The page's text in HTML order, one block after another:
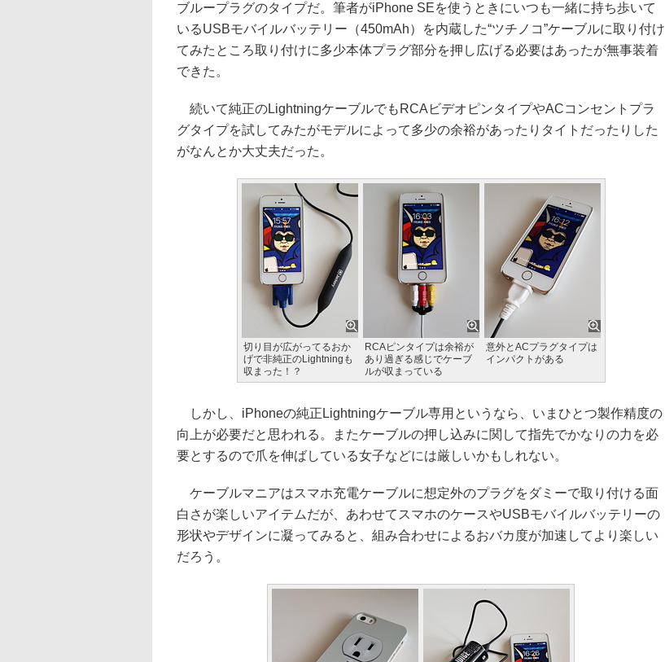
ブループラグのタイプだ。筆者がiPhone SEを使うときにいつも一緒に持ち歩いて
いるUSBモバイルバッテリー（450mAh）を内蔵した“ツチノコ”ケーブルに取り付け
てみたところ取り付けに多少本体プラグ部分を押し広げる必要はあったが無事装着
できた。
続いて純正のLightningケーブルでもRCAビデオピンタイプやACコンセントプラ
グタイプを試してみたがモデルによって多少の余裕があったりタイトだったりした
がなんとか大丈夫だった。
切り目が広がってるおか
げで非純正のLightningも
収まった！？
RCAピンタイプは余裕が
あり過ぎる感じでケーブ
ルが収まっている
意外とACプラグタイプは
インパクトがある
しかし、iPhoneの純正Lightningケーブル専用というなら、いまひとつ製作精度の
向上が必要だと思われる。またケーブルの押し込みに関して指先でかなりの力を必
要とするので爪を伸ばしている女子などには厳しいかもしれない。
ケーブルマニアはスマホ充電ケーブルに想定外のプラグをダミーで取り付ける面
白さが楽しいアイテムだが、あわせてスマホのケースやUSBモバイルバッテリーの
形状やデザインに凝ってみると、組み合わせによるおバカ度が加速してより楽しい
だろう。